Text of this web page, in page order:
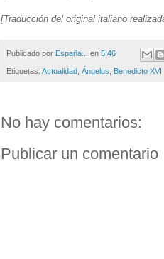
[Traducción del original italiano
Publicado por España... en 5:46
Etiquetas: Actualidad Ángelus Benedicto XVI
No hay comentarios:
Publicar un comentario